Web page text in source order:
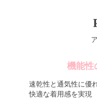
機能性
速乾性と通気性に優
快適な着用感を実現